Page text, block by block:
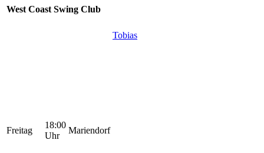
West Coast Swing Club
Freitag
18:00
Uhr
Mariendorf
Tobias